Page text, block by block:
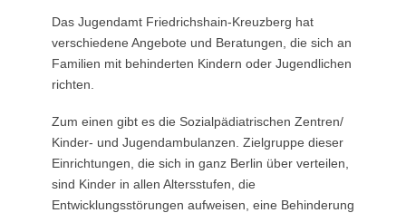
Das Jugendamt Friedrichshain-Kreuzberg hat
verschiedene Angebote und Beratungen, die sich an
Familien mit behinderten Kindern oder Jugendlichen
richten.
Zum einen gibt es die Sozialpädiatrischen Zentren/
Kinder- und Jugendambulanzen. Zielgruppe dieser
Einrichtungen, die sich in ganz Berlin über verteilen,
sind Kinder in allen Altersstufen, die
Entwicklungsstörungen aufweisen, eine Behinderung